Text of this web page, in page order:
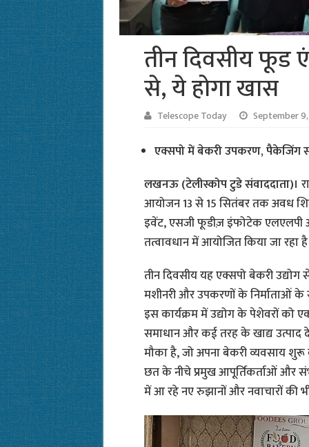
तीन दिवसीय फूड
से, ये होगा खास
Telescope Today September
एक्सपो में बेकरी उपकरण, पैकेजिंग
लखनऊ (टेलीस्कोप टुडे संवाददाता)।
आयोजन 13 से 15 सितंबर तक अवध
इवेंट, एसजी फूडीज़ इंफोटेक एलएलपी
तत्वावधान में आयोजित किया जा रहा
तीन दिवसीय यह एक्सपो बेकरी उद्योग
मशीनरी और उपकरणों के निर्माताओं के
इस कार्यक्रम में उद्योग के पेशेवरों
समाधान और कई तरह के खाद्य
मौका है, जो अपना बेकरी व्यवसाय शुरू
छत के नीचे प्रमुख आपूर्तिकर्ताओं और
में आ रहे नए रुझानों और नवाचारों की